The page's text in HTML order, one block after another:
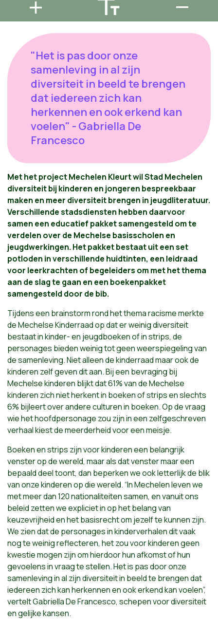
"Het is pas door onze
samenleving in al zijn
diversiteit in beeld te brengen
dat iedereen zich kan
herkennen en ook erkend kan
voelen" - Gabriella De
Francesco
Met het project Mechelen Kleurt wil Stad Mechelen
diversiteit bij kinderen en jongeren bespreekbaar
maken en meer diversiteit brengen in jeugdliteratuur.
Verschillende stadsdiensten hebben daarvoor
samen een educatief pakket samengesteld om te
verdelen over de Mechelse basisscholen en
jeugdwerkingen. Het pakket bestaat uit een set
potloden in verschillende huidtinten, een leidraad
voor leerkrachten of begeleiders om met het thema
aan de slag te gaan en een boekenpakket
samengesteld door de bib.
Tijdens een brainstorm rond het thema racisme merkte
de Mechelse Kinderraad op dat er weinig diversiteit
bestaat in kinder- en jeugdboeken of in strips, de
personages bieden weinig tot geen weerspiegeling van
de samenleving. Niet alleen de kinderraad maar ook de
kinderen zelf geven dit aan. Bij een bevraging bij
Mechelse kinderen blijkt dat 61% van de Mechelse
kinderen zich niet herkent in boeken of strips en slechts
6% bijleert over andere culturen in boeken. Op de vraag
wie het hoofdpersonage zou zijn in een zelfgeschreven
verhaal kiest de meerderheid voor een meisje.
Boeken en strips zijn voor kinderen een belangrijk
venster op de wereld, maar als dat venster maar een
bepaald deel toont, dan beperken we ook letterlijk de blik
van onze kinderen op die wereld. “In Mechelen leven we
met meer dan 120 nationaliteiten samen, en vanuit ons
beleid zetten we expliciet in op het belang van
keuzevrijheid en het basisrecht om jezelf te kunnen zijn.
We zien dat de personages in kinderverhalen dit vaak
nog te weinig reflecteren, het zou voor kinderen geen
kwestie mogen zijn om hierdoor hun afkomst of hun
gevoelens in vraag te stellen. Het is pas door onze
samenleving in al zijn diversiteit in beeld te brengen dat
iedereen zich kan herkennen en ook erkend kan voelen”,
vertelt Gabriella De Francesco, schepen voor diversiteit
en gelijke kansen.